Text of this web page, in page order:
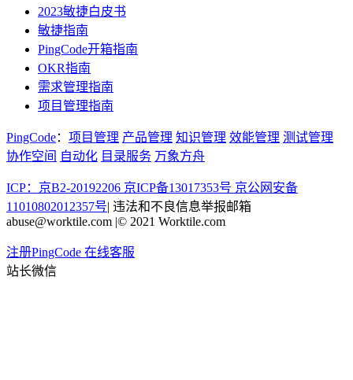
2023敏捷白皮书
敏捷指南
PingCode开箱指南
OKR指南
需求管理指南
项目管理指南
PingCode： 项目管理 产品管理 知识管理 效能管理 测试管理
协作空间 自动化 目录服务 万象方舟
ICP：京B2-20192206 京ICP备13017353号 京公网安备
11010802012357号| 违法和不良信息举报邮箱
abuse@worktile.com |© 2021 Worktile.com
注册PingCode 在线客服
站长微信